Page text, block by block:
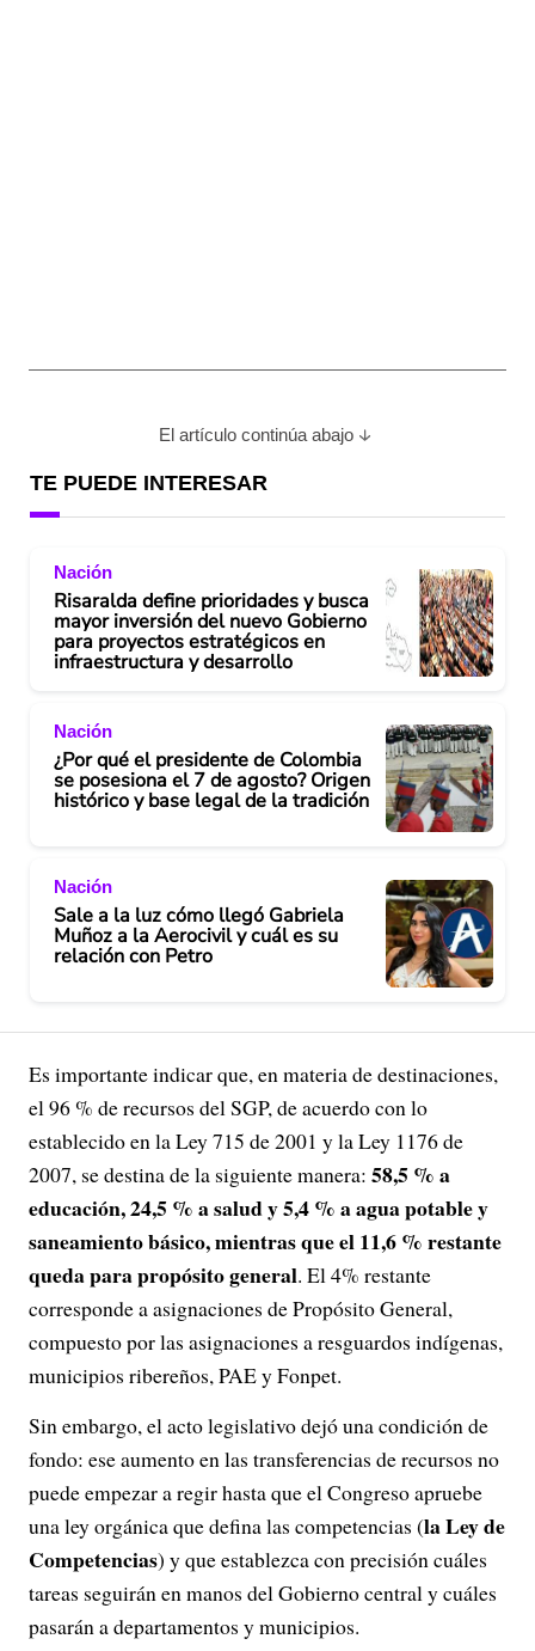
El artículo continúa abajo
TE PUEDE INTERESAR
Nación
Risaralda define prioridades y busca
mayor inversión del nuevo Gobierno
para proyectos estratégicos en
infraestructura y desarrollo
Nación
¿Por qué el presidente de Colombia
se posesiona el 7 de agosto? Origen
histórico y base legal de la tradición
Nación
Sale a la luz cómo llegó Gabriela
Muñoz a la Aerocivil y cuál es su
relación con Petro
Es importante indicar que, en materia de destinaciones,
el 96 % de recursos del SGP, de acuerdo con lo
establecido en la Ley 715 de 2001 y la Ley 1176 de
2007, se destina de la siguiente manera: 58,5 % a
educación, 24,5 % a salud y 5,4 % a agua potable y
saneamiento básico, mientras que el 11,6 % restante
queda para propósito general. El 4% restante
corresponde a asignaciones de Propósito General,
compuesto por las asignaciones a resguardos indígenas,
municipios ribereños, PAE y Fonpet.
Sin embargo, el acto legislativo dejó una condición de
fondo: ese aumento en las transferencias de recursos no
puede empezar a regir hasta que el Congreso apruebe
una ley orgánica que defina las competencias (la Ley de
Competencias) y que establezca con precisión cuáles
tareas seguirán en manos del Gobierno central y cuáles
pasarán a departamentos y municipios.